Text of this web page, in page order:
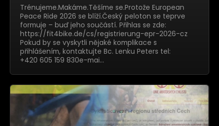
Trénujeme.Makáme.Těšíme se.Protože European
Peace Ride 2026 se blíží.Český peloton se teprve
formuje – buď jeho součástí. Přihlas se zde:
https://fit4bike.de/cs/registrierung-epr-2026-cz
Pokud by se vyskytli nějaké komplikace s
přihlášením, kontaktujte Bc. Lenku Peters tel:
+420 605 159 830e-mai…